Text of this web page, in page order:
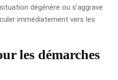
dégénère ou s’aggrave
immédiatement vers les
les démarches